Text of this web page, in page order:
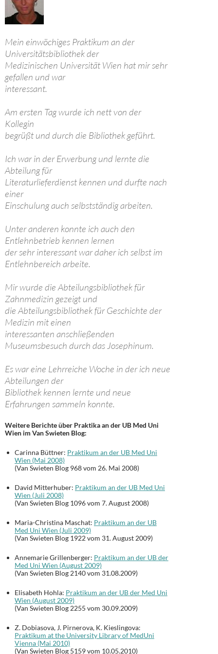
Mein einwöchiges Praktikum an der
Universitätsbibliothek der
Medizinischen Universität Wien hat mir sehr
gefallen und war
interessant.
Am ersten Tag wurde ich nett von der
Kollegin
begrüßt und durch die Bibliothek geführt.
Ich war in der Erwerbung und lernte die
Abteilung für
Literaturlieferdienst kennen und durfte nach
einer
Einschulung auch selbstständig arbeiten.
Unter anderen konnte ich auch den
Entlehnbetrieb kennen lernen
der sehr interessant war daher ich selbst im
Entlehnbereich arbeite.
Mir wurde die Abteilungsbibliothek für
Zahnmedizin gezeigt und
die Abteilungsbibliothek für Geschichte der
Medizin mit einen
interessanten anschließenden
Museumsbesuch durch das Josephinum.
Es war eine Lehrreiche Woche in der ich neue
Abteilungen der
Bibliothek kennen lernte und neue
Erfahrungen sammeln konnte.
Weitere Berichte über Praktika an der UB Med Uni
Wien im Van Swieten Blog:
Carinna Büttner: Praktikum an der UB Med Uni
Wien (Mai 2008)
(Van Swieten Blog 968 vom 26. Mai 2008)
David Mitterhuber: Praktikum an der UB Med Uni
Wien (Juli 2008)
(Van Swieten Blog 1096 vom 7. August 2008)
Maria-Christina Maschat: Praktikum an der UB
Med Uni Wien (Juli 2009)
(Van Swieten Blog 1922 vom 31. August 2009)
Annemarie Grillenberger: Praktikum an der UB der
Med Uni Wien (August 2009)
(Van Swieten Blog 2140 vom 31.08.2009)
Elisabeth Hohla: Praktikum an der UB der Med Uni
Wien (August 2009)
(Van Swieten Blog 2255 vom 30.09.2009)
Z. Dobiasova, J. Pirnerova, K. Kieslingova:
Praktikum at the University Library of MedUni
Vienna (Mai 2010)
(Van Swieten Blog 5159 vom 10.05.2010)